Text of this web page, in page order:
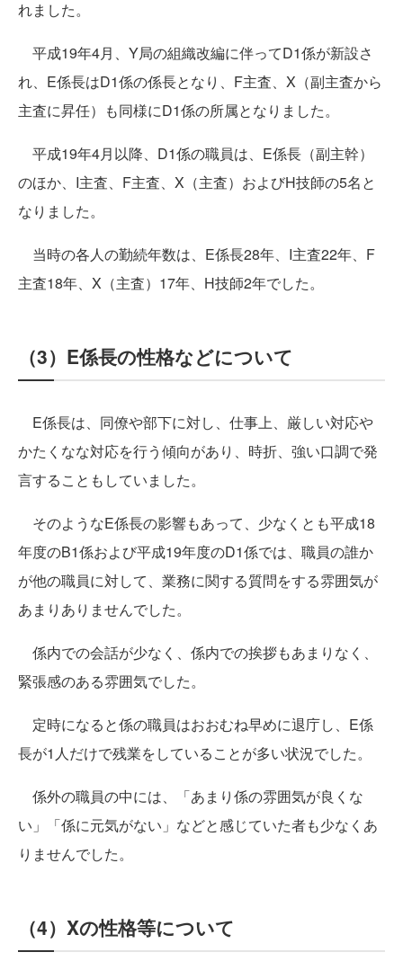
れました。
平成19年4月、Y局の組織改編に伴ってD1係が新設さ
れ、E係長はD1係の係長となり、F主査、X（副主査から
主査に昇任）も同様にD1係の所属となりました。
平成19年4月以降、D1係の職員は、E係長（副主幹）
のほか、I主査、F主査、X（主査）およびH技師の5名と
なりました。
当時の各人の勤続年数は、E係長28年、I主査22年、F
主査18年、X（主査）17年、H技師2年でした。
（3）E係長の性格などについて
E係長は、同僚や部下に対し、仕事上、厳しい対応や
かたくなな対応を行う傾向があり、時折、強い口調で発
言することもしていました。
そのようなE係長の影響もあって、少なくとも平成18
年度のB1係および平成19年度のD1係では、職員の誰か
が他の職員に対して、業務に関する質問をする雰囲気が
あまりありませんでした。
係内での会話が少なく、係内での挨拶もあまりなく、
緊張感のある雰囲気でした。
定時になると係の職員はおおむね早めに退庁し、E係
長が1人だけで残業をしていることが多い状況でした。
係外の職員の中には、「あまり係の雰囲気が良くな
い」「係に元気がない」などと感じていた者も少なくあ
りませんでした。
（4）Xの性格等について